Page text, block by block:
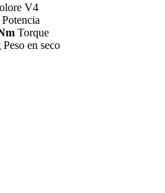
V4
Potencia
Torque
Peso en seco